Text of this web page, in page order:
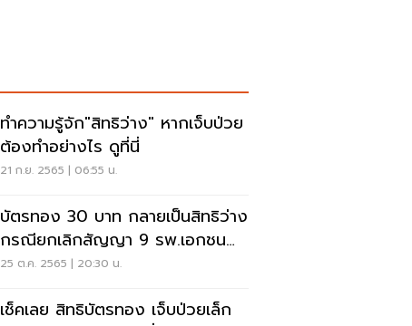
ทำความรู้จัก"สิทธิว่าง" หากเจ็บป่วย
ต้องทำอย่างไร ดูที่นี่
21 ก.ย. 2565 | 06:55 น.
บัตรทอง 30 บาท กลายเป็นสิทธิว่าง
กรณียกเลิกสัญญา 9 รพ.เอกชน
เจ็บป่วยดูที่นี่
25 ต.ค. 2565 | 20:30 น.
เช็คเลย สิทธิบัตรทอง เจ็บป่วยเล็ก